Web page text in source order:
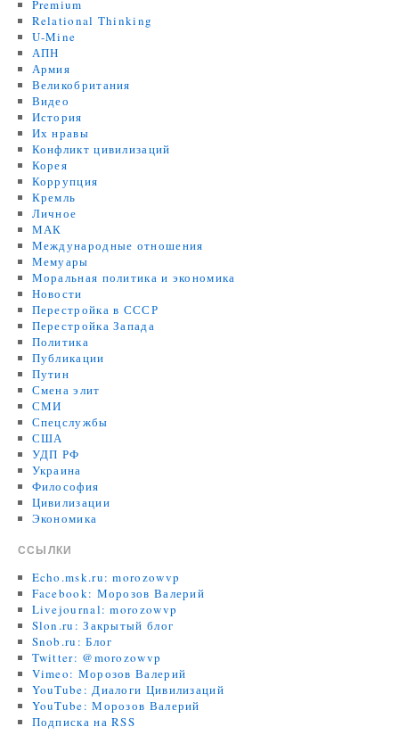
Premium
Relational Thinking
U-Mine
АПН
Армия
Великобритания
Видео
История
Их нравы
Конфликт цивилизаций
Корея
Коррупция
Кремль
Личное
МАК
Международные отношения
Мемуары
Моральная политика и экономика
Новости
Перестройка в СССР
Перестройка Запада
Политика
Публикации
Путин
Смена элит
СМИ
Спецслужбы
США
УДП РФ
Украина
Философия
Цивилизации
Экономика
ССЫЛКИ
Echo.msk.ru: morozowvp
Facebook: Морозов Валерий
Livejournal: morozowvp
Slon.ru: Закрытый блог
Snob.ru: Блог
Twitter: @morozowvp
Vimeo: Морозов Валерий
YouTube: Диалоги Цивилизаций
YouTube: Морозов Валерий
Подписка на RSS